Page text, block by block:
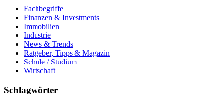
Fachbegriffe
Finanzen & Investments
Immobilien
Industrie
News & Trends
Ratgeber, Tipps & Magazin
Schule / Studium
Wirtschaft
Schlagwörter